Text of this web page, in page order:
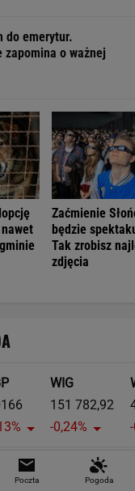
do emerytur.
zapomina o ważnej
Zaćmienie
będzie
Tak zrobisz
zdjęcia
WIG
151 782,92
-0,24%
Poczta Pogoda